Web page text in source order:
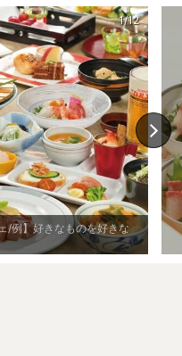
/例】好きなものを好きな
1/12